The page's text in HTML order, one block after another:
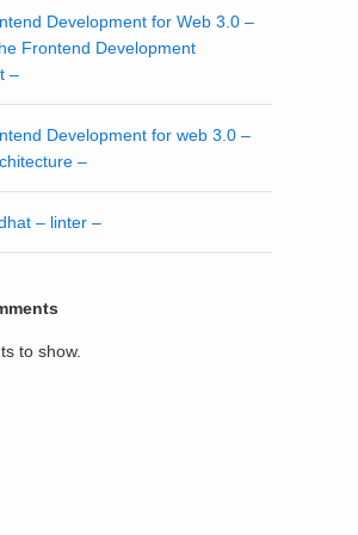
Development for Web 3.0 –
Frontend Development
–
Development for web 3.0 –
–
– linter –
to show.